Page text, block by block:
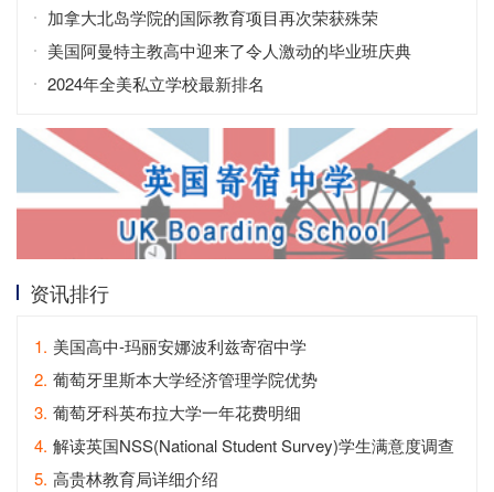
加拿大北岛学院的国际教育项目再次荣获殊荣
美国阿曼特主教高中迎来了令人激动的毕业班庆典
2024年全美私立学校最新排名
资讯排行
1. 美国高中-玛丽安娜波利兹寄宿中学
2. 葡萄牙里斯本大学经济管理学院优势
3. 葡萄牙科英布拉大学一年花费明细
4. 解读英国NSS(National Student Survey)学生满意度调查
5. 高贵林教育局详细介绍